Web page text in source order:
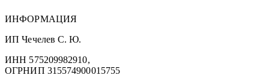
ИНФОРМАЦИЯ
ИП Чечелев С. Ю.
ИНН 575209982910,
ОГРНИП 315574900015755